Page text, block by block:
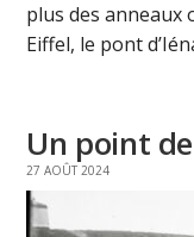
plus des anneaux
Eiffel, le pont
Un point
27 AOÛT 2024